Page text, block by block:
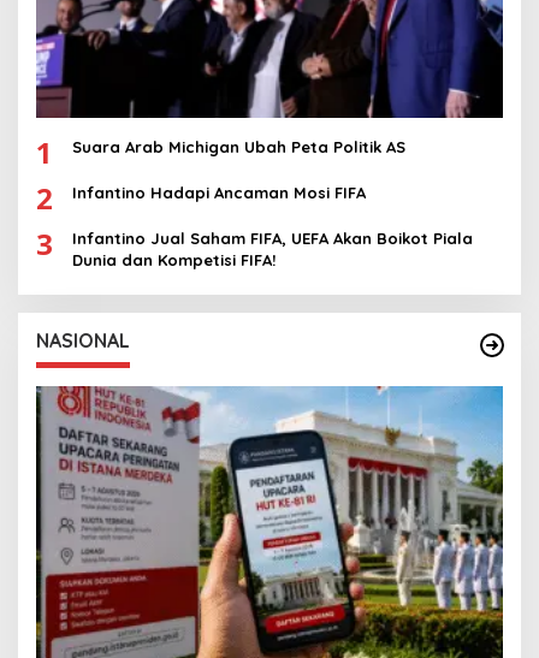
1 Suara Arab Michigan Ubah Peta Politik AS
2 Infantino Hadapi Ancaman Mosi FIFA
3
Infantino Jual Saham FIFA, UEFA Akan Boikot Piala
Dunia dan Kompetisi FIFA!
NASIONAL